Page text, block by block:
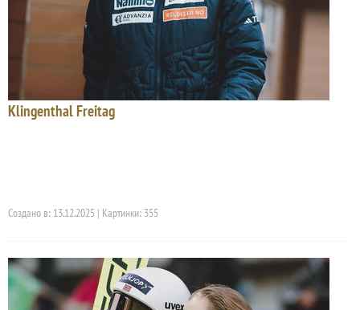
Klingenthal Freitag
Создано в: 13.12.2025 | Картинки: 355